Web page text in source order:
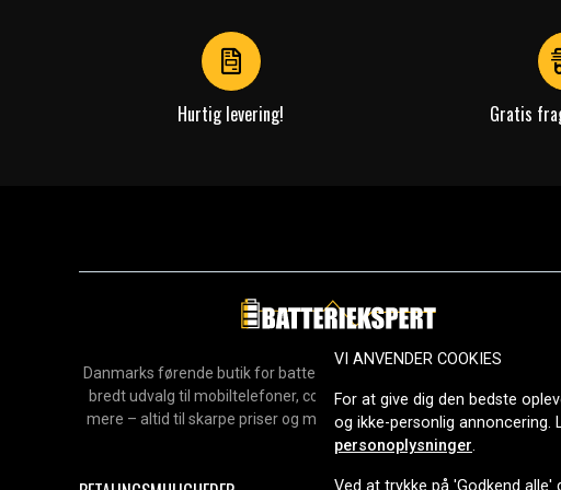
Hurtig levering! Gratis
Danmarks førende butik for batterier, opladere og reservedele. Vi
bredt udvalg til mobiltelefoner, computere, værktøj, husholdning og
mere – altid til skarpe priser og med hurtig levering. Sikker
2006.
VI ANVENDER COOKIES
For at give dig den bedste
og ikke-personlig
personoplysninger.
Ved at trykke på 'Godkend